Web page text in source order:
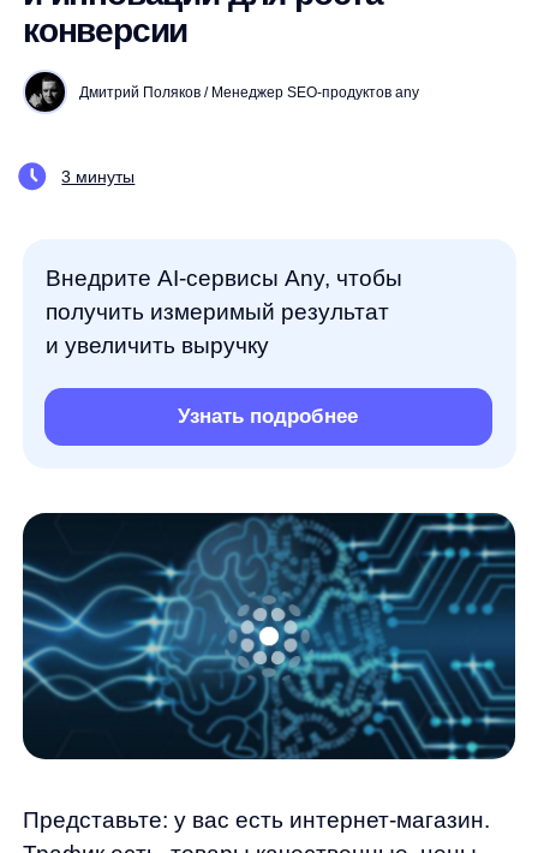
получить измеримый результат
Представьте: у вас есть интернет-магазин.
Трафик есть, товары качественные, цены
конкурентные. Но что-то идет не так —
посетители приходят и уходят, корзины
остаются брошенными, а конверсия застыла
на отметке ниже среднерыночной. Знакомая
Именно в такой ситуации оказался Олег,